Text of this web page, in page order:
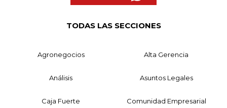
TODAS LAS SECCIONES
Agronegocios Alta Gerencia
Análisis Asuntos Legales
Caja Fuerte Comunidad Empresarial